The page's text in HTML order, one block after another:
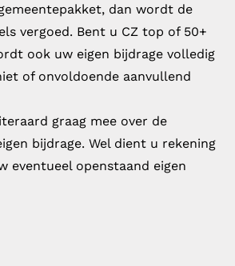
dan wordt de
vergoed. Bent u CZ top of 50+
ook uw eigen bijdrage volledig
of onvoldoende aanvullend
graag mee over de
bijdrage. Wel dient u rekening
eventueel openstaand eigen